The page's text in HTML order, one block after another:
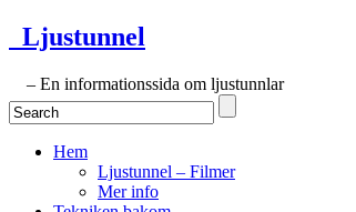
Ljustunnel
– En informationssida om ljustunnlar
Hem
Ljustunnel – Filmer
Mer info